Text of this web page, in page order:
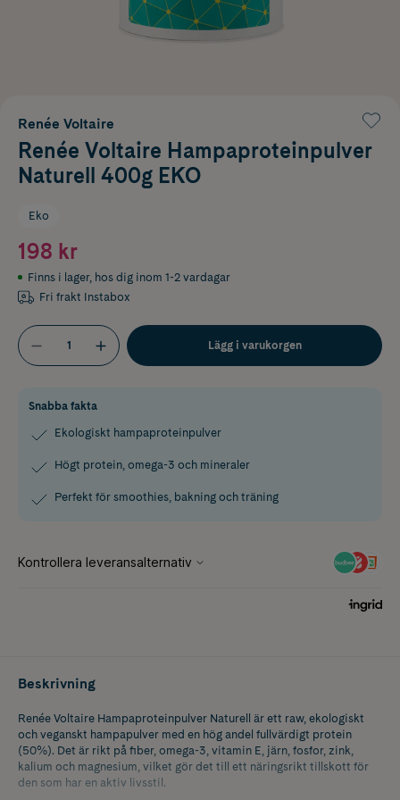
Renée Voltaire
Renée Voltaire Hampaproteinpulver
Naturell 400g EKO
Eko
198 kr
Finns i lager, hos dig inom 1-2 vardagar
Fri frakt Instabox
Lägg i varukorgen
Snabba fakta
Ekologiskt hampaproteinpulver
Högt protein, omega-3 och mineraler
Perfekt för smoothies, bakning och träning
Beskrivning
Renée Voltaire Hampaproteinpulver Naturell är ett raw, ekologiskt
och veganskt hampapulver med en hög andel fullvärdigt protein
(50%). Det är rikt på fiber, omega-3, vitamin E, järn, fosfor, zink,
kalium och magnesium, vilket gör det till ett näringsrikt tillskott för
den som har en aktiv livsstil.